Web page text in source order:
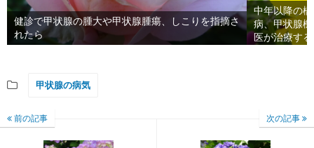
健診で甲状腺の腫大や甲状腺腫瘍、しこりを指摘さ
れたら
中年以降の
病、甲状腺
医が治療す
甲状腺の病気
前の記事 次の記事